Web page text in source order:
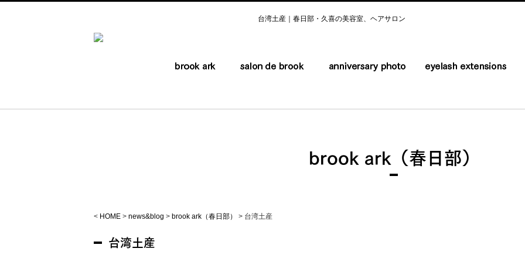
台湾土産｜春日部・久喜の美容室、ヘアサロン
brook ark（春日部）
< HOME > news&blog > brook ark（春日部） > 台湾土産
台湾土産